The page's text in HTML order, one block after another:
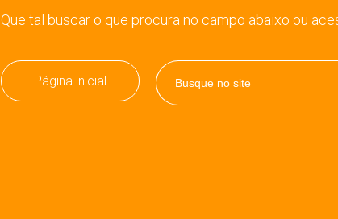
Que tal buscar o que procura no campo abaixo ou
Página inicial